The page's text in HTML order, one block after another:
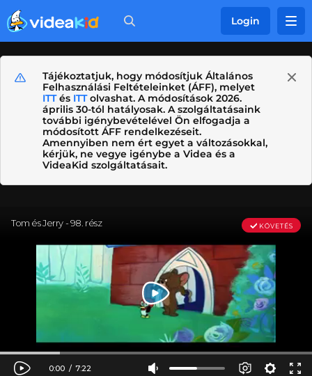
Login
Tájékoztatjuk, hogy módosítjuk Általános
Felhasználási Feltételeinket (ÁFF), melyet
ITTés ITTolvashat. A módosítások 2026.
április 30-tól hatályosak. A szolgáltatásaink
további igénybevételével Ön elfogadja a
módosított ÁFF rendelkezéseit.
Amennyiben nem ért egyet a változásokkal,
kérjük, ne vegye igénybe a Videa és a
VideaKid szolgáltatásait.